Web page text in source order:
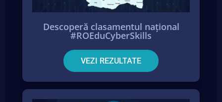
Descoperă clasamentul național
#ROEduCyberSkills
VEZI REZULTATE